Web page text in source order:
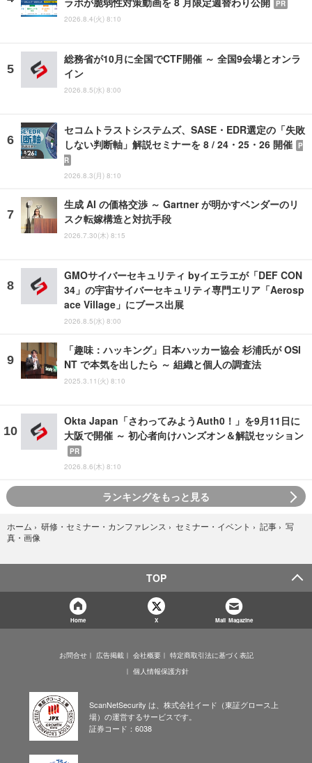
PR
2026.8.4(火) 8:10
総務省が10月に全国でCTF開催 ～ 全国9会場とオンラ
イン
2026.8.5(水) 8:00
セコムトラストシステムズ、SASE・EDR選定の「失敗
しない判断軸」解説セミナーを 8 / 24・25・26 開催 P
R
2026.8.3(月) 8:10
生成 AI の価格交渉 ～ Gartner が明かすベンダーのリ
スク転嫁構造と対抗手段
2026.7.30(木) 8:15
GMOサイバーセキュリティ byイエラエが「DEF CON
34」の宇宙サイバーセキュリティ専門エリア「Aerosp
ace Village」にブース出展
2026.8.5(水) 8:00
「趣味：ハッキング」日本ハッカー協会 杉浦氏が OSI
NT で本気を出したら ～ 組織と個人の調査法
2025.3.11(火) 8:10
Okta Japan「さわってみようAuth0！」を9月11日に
大阪で開催 ～ 初心者向けハンズオン＆解説セッション
PR
2026.8.6(木) 8:10
ランキングをもっと見る
ホーム › 研修・セミナー・カンファレンス › セミナー・イベント › 記事 › 写
真・画像
TOP
Home X Mail Magazine
お問合せ 広告掲載 会社概要
特定商取引法に基づく表記
個人情報保護方針
ScanNetSecurity は、株式会社イード（東証グロース上
場）の運営するサービスです。
証券コード：6038